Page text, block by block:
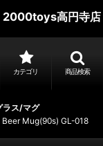
2000toys高円寺店
カテゴリ 商品検索
ス/マグ
Mug(90s) GL-018